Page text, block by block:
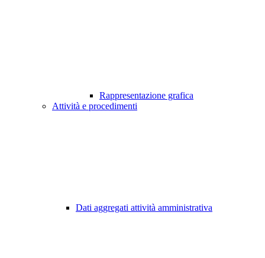
Rappresentazione grafica
Attività e procedimenti
Dati aggregati attività amministrativa